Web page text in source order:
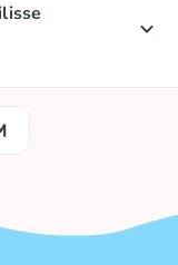
vaid e-poes.